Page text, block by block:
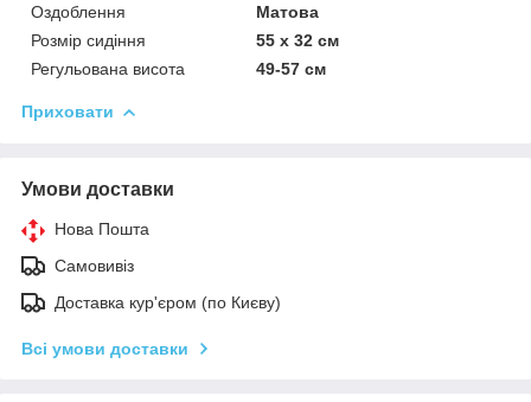
Оздоблення
Матова
Розмір сидіння
55 x 32 см
Регульована висота
49-57 см
Приховати
Умови доставки
Нова Пошта
Самовивіз
Доставка кур'єром (по Києву)
Всі умови доставки